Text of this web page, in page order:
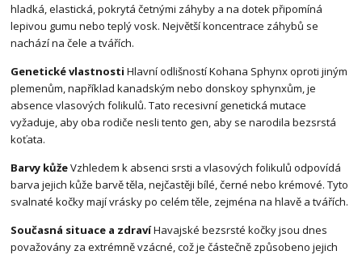
hladká, elastická, pokrytá četnými záhyby a na dotek připomíná
lepivou gumu nebo teplý vosk. Největší koncentrace záhybů se
nachází na čele a tvářích.
Genetické vlastnosti Hlavní odlišností Kohana Sphynx oproti jiným
plemenům, například kanadským nebo donskoy sphynxům, je
absence vlasových folikulů. Tato recesivní genetická mutace
vyžaduje, aby oba rodiče nesli tento gen, aby se narodila bezsrstá
koťata.
Barvy kůžeVzhledem k absenci srsti a vlasových folikulů odpovídá
barva jejich kůže barvě těla, nejčastěji bílé, černé nebo krémové. Tyto
svalnaté kočky mají vrásky po celém těle, zejména na hlavě a tvářích.
Současná situace a zdravíHavajské bezsrsté kočky jsou dnes
považovány za extrémně vzácné, což je částečně způsobeno jejich